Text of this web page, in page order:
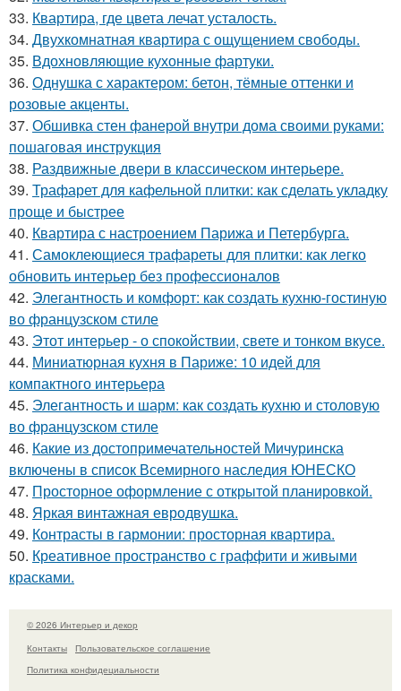
33. Квартира, где цвета лечат усталость.
34. Двухкомнатная квартира с ощущением свободы.
35. Вдохновляющие кухонные фартуки.
36. Однушка с характером: бетон, тёмные оттенки и
розовые акценты.
37. Обшивка стен фанерой внутри дома своими руками:
пошаговая инструкция
38. Раздвижные двери в классическом интерьере.
39. Трафарет для кафельной плитки: как сделать укладку
проще и быстрее
40. Квартира с настроением Парижа и Петербурга.
41. Самоклеющиеся трафареты для плитки: как легко
обновить интерьер без профессионалов
42. Элегантность и комфорт: как создать кухню-гостиную
во французском стиле
43. Этот интерьер - о спокойствии, свете и тонком вкусе.
44. Миниатюрная кухня в Париже: 10 идей для
компактного интерьера
45. Элегантность и шарм: как создать кухню и столовую
во французском стиле
46. Какие из достопримечательностей Мичуринска
включены в список Всемирного наследия ЮНЕСКО
47. Просторное оформление с открытой планировкой.
48. Яркая винтажная евродвушка.
49. Контрасты в гармонии: просторная квартира.
50. Креативное пространство с граффити и живыми
красками.
© 2026 Интерьер и декор
Контакты
Пользовательское соглашение
Политика конфидециальности